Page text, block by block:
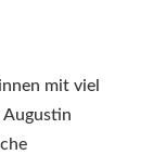
mit viel
Augustin